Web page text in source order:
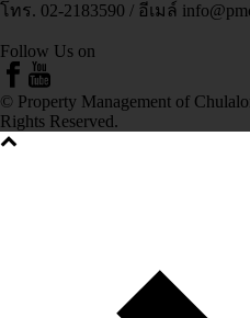
โทร. 02-2183590 / อีเมล์
Follow Us on
© Property Management of
Rights Reserved.